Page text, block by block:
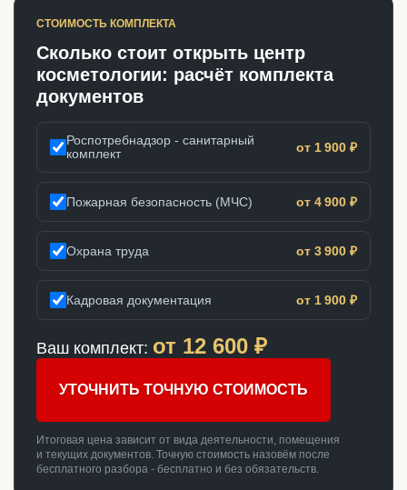
СТОИМОСТЬ КОМПЛЕКТА
Сколько стоит открыть центр
косметологии: расчёт комплекта
документов
Роспотребнадзор - санитарный
комплект
от 1 900 ₽
Пожарная безопасность (МЧС) от 4 900 ₽
Охрана труда от 3 900 ₽
Кадровая документация от 1 900 ₽
Ваш комплект: от 12 600 ₽
УТОЧНИТЬ ТОЧНУЮ СТОИМОСТЬ
Итоговая цена зависит от вида деятельности, помещения
и текущих документов. Точную стоимость назовём после
бесплатного разбора - бесплатно и без обязательств.